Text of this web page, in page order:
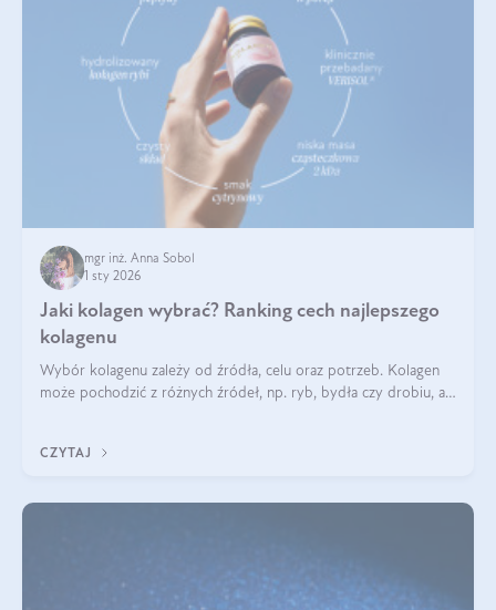
mgr inż. Anna Sobol
1 sty 2026
Jaki kolagen wybrać? Ranking cech najlepszego
kolagenu
Wybór kolagenu zależy od źródła, celu oraz potrzeb. Kolagen
może pochodzić z różnych źródeł, np. ryb, bydła czy drobiu, a
bydlęcy.
CZYTAJ